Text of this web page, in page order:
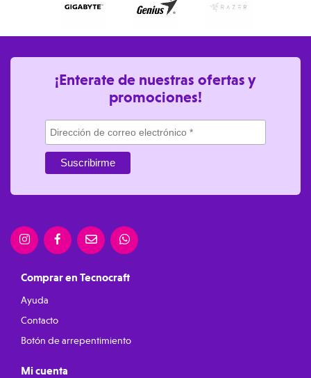
¡Enterate de nuestras ofertas y
promociones!
Comprar en Tecnocraft
Ayuda
Contacto
Botón de arrepentimiento
Mi cuenta